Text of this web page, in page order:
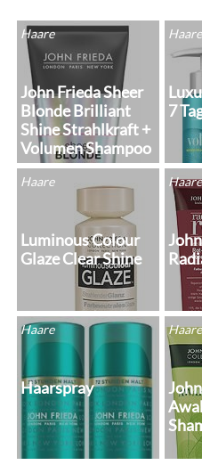
Haare
John Frieda Sheer
Blonde Brilliant
Shine Strahlkraft +
Volumen Shampoo
Haare
7
Haare
Luminous Colour
Glaze Clear Shine
Haare
Haare
Haarspray
Haare